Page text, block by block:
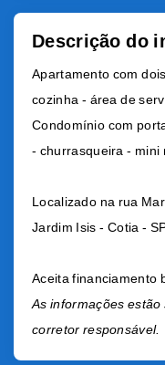
Descrição do
Apartamento com
cozinha - área de
Condomínio com
- churrasqueira - mini
Localizado na rua
Jardim Isis - Cotia -
Aceita financiamento
As informações
corretor responsável.